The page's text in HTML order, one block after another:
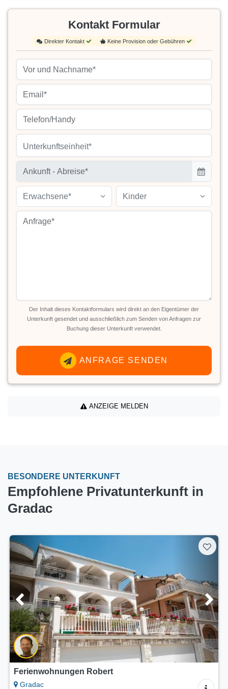
Kontakt Formular
Direkter Kontakt Keine Provision oder Gebühren
Unterkunftseinheit*
Erwachsene* Kinder
Der Inhalt dieses Kontaktformulars wird direkt an den Eigentümer der
Unterkunft gesendet und ausschließlich zum Senden von Anfragen zur
Buchung dieser Unterkunft verwendet.
ANFRAGE SENDEN
ANZEIGE MELDEN
BESONDERE UNTERKUNFT
Empfohlene Privatunterkunft in
Gradac
Ferienwohnungen Robert
Gradac